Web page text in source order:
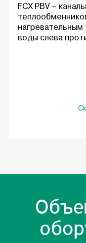
FCX PBV –
воды слева